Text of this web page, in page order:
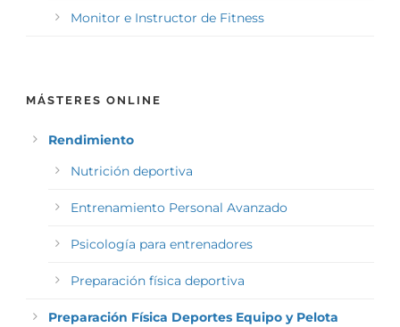
Monitor e Instructor de Fitness
MÁSTERES ONLINE
Rendimiento
Nutrición deportiva
Entrenamiento Personal Avanzado
Psicología para entrenadores
Preparación física deportiva
Preparación Física Deportes Equipo y Pelota